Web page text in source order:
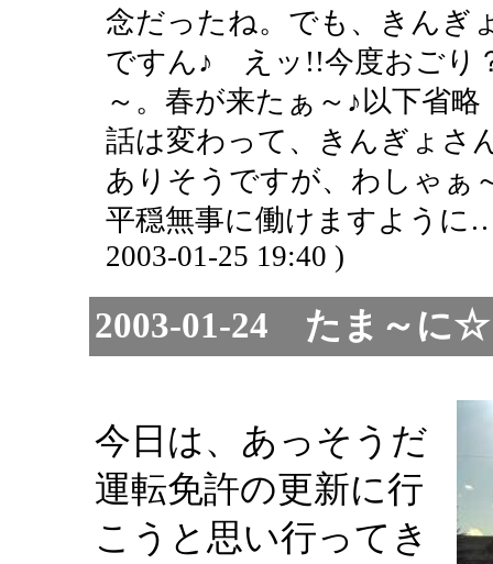
念だったね。でも、きんぎ
ですん♪ えッ!!今度おごり
～。春が来たぁ～♪以下省
話は変わって、きんぎょさ
ありそうですが、わしゃぁ
平穏無事に働けますよう
2003-01-25 19:40 )
2003-01-24 たま～に
今日は、あっそうだ
運転免許の更新に行
こうと思い行ってき